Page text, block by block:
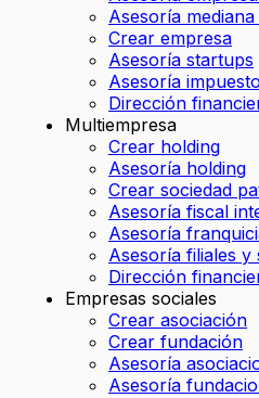
Asesoría
Crear empresa
Asesoría startups
Asesoría
Dirección
Multiempresa
Crear holding
Asesoría holding
Crear sociedad
Asesoría fiscal
Asesoría
Asesoría filiales y
Dirección
Empresas sociales
Crear asociación
Crear fundación
Asesoría
Asesoría